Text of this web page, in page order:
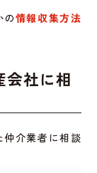
のか、撤去義
寧に確認しま
しないために
で、アイデア
トに合
の情報収集方法
会社に相
仲介業者に相談